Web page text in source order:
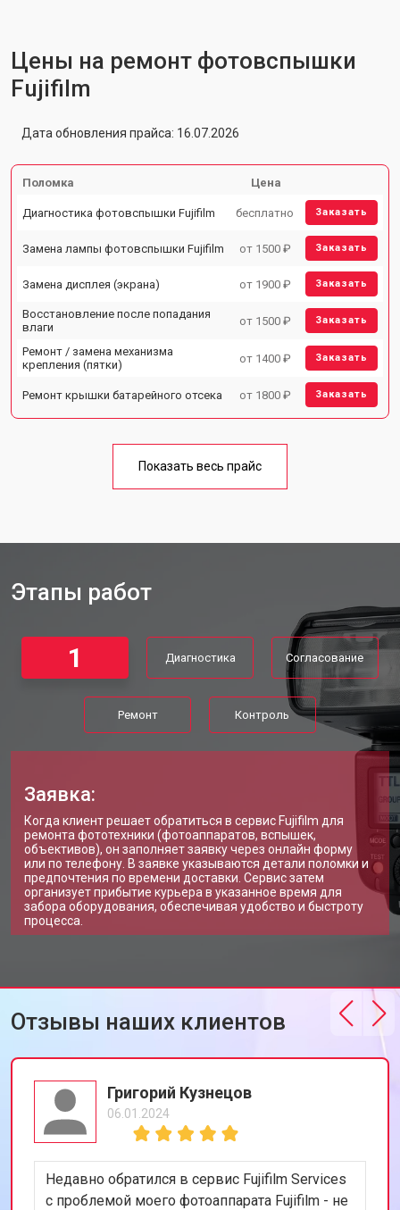
Цены на ремонт фотовспышки
Fujifilm
Дата обновления прайса: 16.07.2026
Поломка Цена
Диагностика фотовспышки Fujifilm бесплатно Заказать
Замена лампы фотовспышки Fujifilm от 1500 ₽ Заказать
Замена дисплея (экрана) от 1900 ₽ Заказать
Восстановление после попадания
влаги
от 1500 ₽ Заказать
Ремонт / замена механизма
крепления (пятки)
от 1400 ₽ Заказать
Ремонт крышки батарейного отсека от 1800 ₽ Заказать
Показать весь прайс
Этапы работ
1 Диагностика Согласование
Ремонт Контроль
Заявка:
Когда клиент решает обратиться в сервис Fujifilm для
ремонта фототехники (фотоаппаратов, вспышек,
объективов), он заполняет заявку через онлайн форму
или по телефону. В заявке указываются детали поломки и
предпочтения по времени доставки. Сервис затем
организует прибытие курьера в указанное время для
забора оборудования, обеспечивая удобство и быстроту
процесса.
Отзывы наших клиентов
Григорий Кузнецов
06.01.2024
Недавно обратился в сервис Fujifilm Services
с проблемой моего фотоаппарата Fujifilm - не